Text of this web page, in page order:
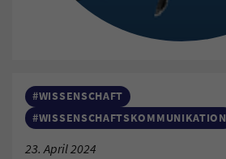
#WISSENSCHAFT
#WISSENSCHAFTSKOMMUNIKATION
23. April 2024